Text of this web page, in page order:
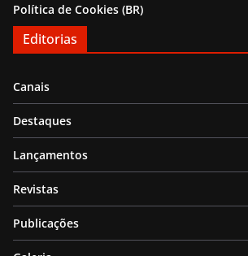
Política de Cookies (BR)
Editorias
Canais
Destaques
Lançamentos
Revistas
Publicações